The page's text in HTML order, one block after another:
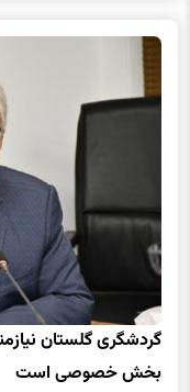
گردشگری گلستان
بخش خصوصی است